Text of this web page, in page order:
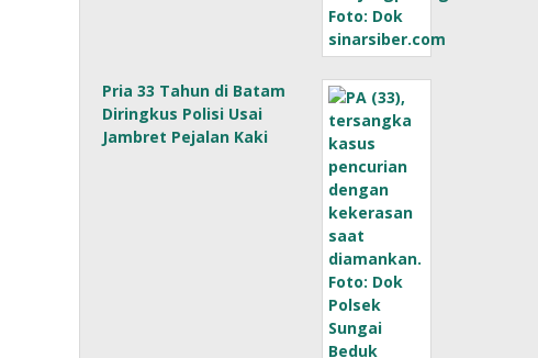
Pria 33 Tahun di Batam
Diringkus Polisi Usai
Jambret Pejalan Kaki